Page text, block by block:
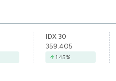
IDX 30
359.405
1.45%